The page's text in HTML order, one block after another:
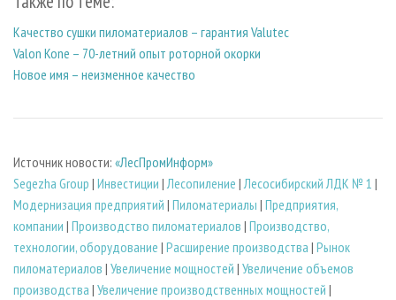
Качество сушки пиломатериалов – гарантия Valutec
Valon Kone – 70-летний опыт роторной окорки
Новое имя – неизменное качество
Источник новости: «ЛесПромИнформ»
Segezha Group | Инвестиции | Лесопиление | Лесосибирский ЛДК № 1 |
Модернизация предприятий | Пиломатериалы | Предприятия,
компании | Производство пиломатериалов | Производство,
технологии, оборудование | Расширение производства | Рынок
пиломатериалов | Увеличение мощностей | Увеличение объемов
производства | Увеличение производственных мощностей |